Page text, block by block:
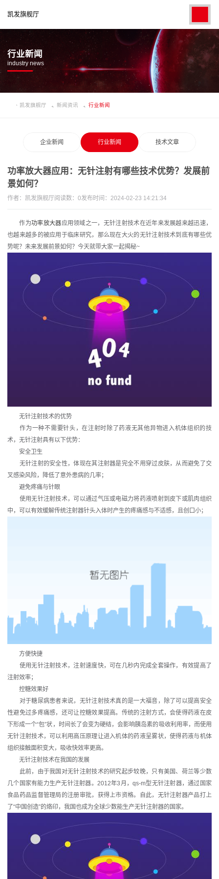
凯发旗舰厅
行业新闻
industry news
凯发旗舰厅 新闻资讯 行业新闻
企业新闻 行业新闻 技术文章
功率放大器应用：无针注射有哪些技术优势？发展前
景如何？
作者： 凯发旗舰厅阅读数： 0发布时间：2024-02-23 14:21:34
作为功率放大器应用领域之一，无针注射技术在近年来发展越来越迅速，
也越来越多的被应用于临床研究，那么现在大火的无针注射技术到底有哪些优
势呢？未来发展前景如何？今天就带大家一起揭秘~
无针注射技术的优势
作为一种不需要针头，在注射时除了药液无其他异物进入机体组织的技
术，无针注射具有以下优势：
安全卫生
无针注射的安全性，体现在其注射器是完全不用穿过皮肤，从而避免了交
叉感染风险，降低了意外患病的几率；
避免疼痛与针眼
使用无针注射技术，可以通过气压或电磁力将药液喷射到皮下或肌肉组织
中，可以有效缓解传统注射器针头入体时产生的疼痛感与不适感，且创口小；
方便快捷
使用无针注射技术，注射速度快，可在几秒内完成全套操作，有效提高了
注射效率；
控糖效果好
对于糖尿病患者来说，无针注射技术真的是一大福音，除了可以提高安全
性避免过多疼痛感，还可让控糖效果提高。传统的注射方式，会使得药液在皮
下形成一个“包”状，时间长了会变为硬结，会影响胰岛素的吸收利用率，而使用
无针注射技术，可以利用高压原理让进入机体的药液呈雾状，使得药液与机体
组织接触面积变大，吸收快效率更高。
无针注射技术在我国的发展
此前，由于我国对无针注射技术的研究起步较晚，只有美国、荷兰等少数
几个国家有能力生产无针注射器。2012年3月，qs-m型无针注射器，通过国家
食品药品监督管理局的注册审批，获得上市资格。自此，无针注射器产品打上
了“中国创造”的烙印，我国也成为全球少数能生产无针注射器的国家。